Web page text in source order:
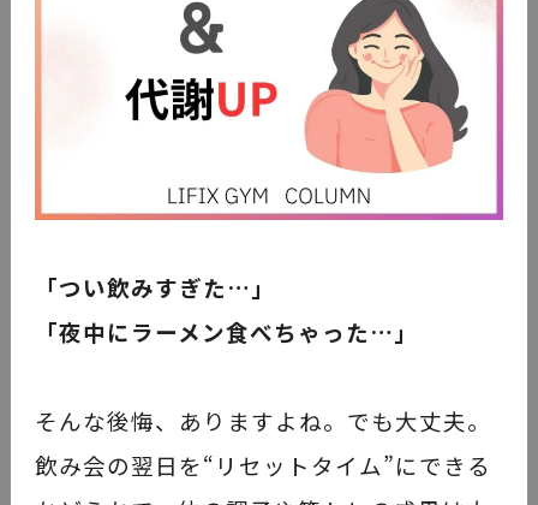
「つい飲みすぎた…」
「夜中にラーメン食べちゃった…」
そんな後悔、ありますよね。でも大丈夫。
飲み会の翌日を“リセットタイム”にできる